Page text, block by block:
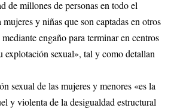
de millones de personas en todo el
y niñas que son captadas en otros
engaño para terminar en centros
explotación sexual», tal y como detallan
sexual de las mujeres y menores «es la
y violenta de la desigualdad estructural